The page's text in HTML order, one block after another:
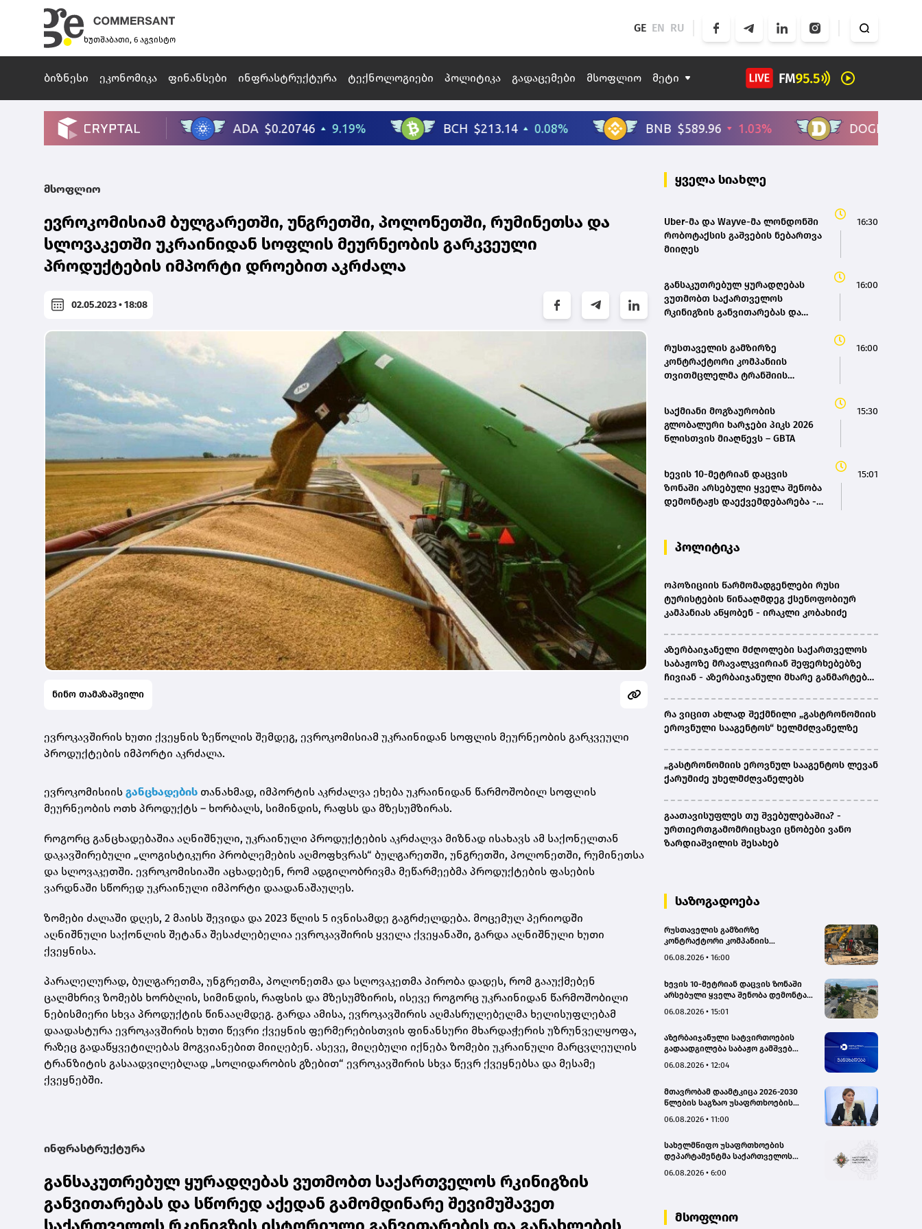
ხუთშაბათი, 6 აგვისტო
GE EN RU
ბიზნესი ეკონომიკა ფინანსები ინფრასტრუქტურა ტექნოლოგიები პოლიტიკა გადაცემები მსოფლიო მეტი
მსოფლიო
ევროკომისიამ ბულგარეთში, უნგრეთში, პოლონეთში, რუმინეთსა და
სლოვაკეთში უკრაინიდან სოფლის მეურნეობის გარკვეული
პროდუქტების იმპორტი დროებით აკრძალა
02.05.2023 • 18:08
ნინო თამაზაშვილი
ევროკავშირის ხუთი ქვეყნის ზეწოლის შემდეგ, ევროკომისიამ უკრაინიდან სოფლის მეურნეობის გარკვეული
პროდუქტების იმპორტი აკრძალა.
ევროკომისიის განცხადების თანახმად, იმპორტის აკრძალვა ეხება უკრაინიდან წარმოშობილ სოფლის
მეურნეობის ოთხ პროდუქტს – ხორბალს, სიმინდის, რაფსს და მზესუმზირას.
როგორც განცხადებაშია აღნიშნული, უკრაინული პროდუქტების აკრძალვა მიზნად ისახავს ამ საქონელთან
დაკავშირებული „ლოგისტიკური პრობლემების აღმოფხვრას“ ბულგარეთში, უნგრეთში, პოლონეთში, რუმინეთსა
და სლოვაკეთში. ევროკომისიაში აცხადებენ, რომ ადგილობრივმა მეწარმეებმა პროდუქტების ფასების
ვარდნაში სწორედ უკრაინული იმპორტი დაადანაშაულეს.
ზომები ძალაში დღეს, 2 მაისს შევიდა და 2023 წლის 5 ივნისამდე გაგრძელდება. მოცემულ პერიოდში
აღნიშნული საქონლის შეტანა შესაძლებელია ევროკავშირის ყველა ქვეყანაში, გარდა აღნიშნული ხუთი
ქვეყნისა.
პარალელურად, ბულგარეთმა, უნგრეთმა, პოლონეთმა და სლოვაკეთმა პირობა დადეს, რომ გააუქმებენ
ცალმხრივ ზომებს ხორბლის, სიმინდის, რაფსის და მზესუმზირის, ისევე როგორც უკრაინიდან წარმოშობილი
ნებისმიერი სხვა პროდუქტის წინააღმდეგ. გარდა ამისა, ევროკავშირის აღმასრულებელმა ხელისუფლებამ
დაადასტურა ევროკავშირის ხუთი წევრი ქვეყნის ფერმერებისთვის ფინანსური მხარდაჭერის უზრუნველყოფა,
რაზეც გადაწყვეტილებას მოგვიანებით მიიღებენ. ასევე, მიღებული იქნება ზომები უკრაინული მარცვლეულის
ტრანზიტის გასაადვილებლად „სოლიდარობის გზებით“ ევროკავშირის სხვა წევრ ქვეყნებსა და მესამე
ქვეყნებში.
ინფრასტრუქტურა
განსაკუთრებულ ყურადღებას ვუთმობთ საქართველოს რკინიგზის
განვითარებას და სწორედ აქედან გამომდინარე შევიმუშავეთ
ყველა სიახლე
Uber-მა და Wayve-მა ლონდონში
რობოტაქსის გაშვების ნებართვა
მიიღეს
16:30
განსაკუთრებულ ყურადღებას
ვუთმობთ საქართველოს
რკინიგზის განვითარებას და
რკინიგზის ისტორიული
განვითარების და განახლების
პროგრამა - მარიამ
16:00
რუსთაველის გამზირზე
კონტრაქტორი კომპანიის
თვითმცლელმა ტრანშიის
ტექნიკის მოცურება გამოიწვია,
გადაბრუნდა ავტომანქანა -
თვითმცლელში იმყოფებოდა
16:00
საქმიანი მოგზაურობის
გლობალური ხარჯები პიკს 2026
წლისთვის მიაღწევს – GBTA
15:30
ხევის 10-მეტრიან დაცვის
ზონაში არსებული ყველა შენობა
დემონტაჟს დაექვემდებარება -
15:01
პოლიტიკა
ოპოზიციის წარმომადგენლები რუსი
ტურისტების წინააღმდეგ ქსენოფობიურ
კამპანიას აწყობენ - ირაკლი კობახიძე
აზერბაიჯანელი მძღოლები საქართველოს
საბაჟოზე მრავალკვირიან შეფერხებებზე
ჩივიან - აზერბაიჯანული მხარე განმარტებას
რა ვიცით ახლად შექმნილი „გასტრონომიის
ეროვნული სააგენტოს“ ხელმძღვანელზე
„გასტრონომიის ეროვნულ სააგენტოს ლევან
ქარუმიძე უხელმძღვანელებს
გაათავისუფლეს თუ შვებულებაშია? -
ურთიერთგამომრიცხავი ცნობები ვანო
ზარდიაშვილის შესახებ
საზოგადოება
რუსთაველის გამზირზე
კონტრაქტორი კომპანიის
ახლოს იმოძრავა, რამაც ნიადაგის
გამოიწვია, გადაბრუნდა
ავტომანქანა - თვითმცლელში
იმყოფებოდა მცირეწლოვანი ბავშვი
06.08.2026 • 16:00
ხევის 10-მეტრიან დაცვის ზონაში
არსებული ყველა შენობა დემონტაჟს
06.08.2026 • 15:01
აზერბაიჯანული სატვირთოების
გადაადგილება საბაჟო გამშვებ
მიმდინარეობს- შემოსავლების
06.08.2026 • 12:04
მთავრობამ დაამტკიცა 2026-2030
წლების საგზაო უსაფრთხოების
სამოქმედო გეგმა – თამარ
06.08.2026 • 11:00
სახელმწიფო უსაფრთხოების
დეპარტამენტმა საქართველოს
საზიანოდ საბოტაჟის მუხლით
06.08.2026 • 6:00
მსოფლიო